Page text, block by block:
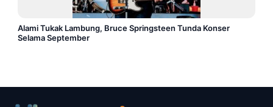
Alami Tukak Lambung, Bruce Springsteen Tunda Konser
Selama September